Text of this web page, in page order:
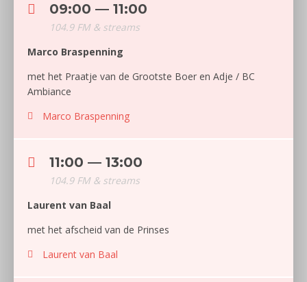
09:00 — 11:00
104.9 FM & streams
Marco Braspenning
met het Praatje van de Grootste Boer en Adje / BC
Ambiance
Marco Braspenning
11:00 — 13:00
104.9 FM & streams
Laurent van Baal
met het afscheid van de Prinses
Laurent van Baal